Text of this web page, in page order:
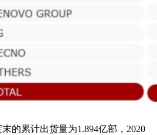
的累计出货量为1.894亿部，2020